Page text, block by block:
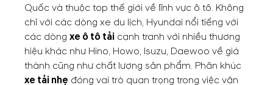
Quốc và thuộc top thế giới về lĩnh vực ô tô. Không
chỉ với các dòng xe du lịch, Hyundai nổi tiếng với
các dòng xe ô tô tải cạnh tranh với nhiều thương
hiệu khác như Hino, Howo, Isuzu, Daewoo về giá
thành cũng như chất lượng sản phẩm. Phân khúc
xe tải nhẹ đóng vai trò quan trọng trong việc vận